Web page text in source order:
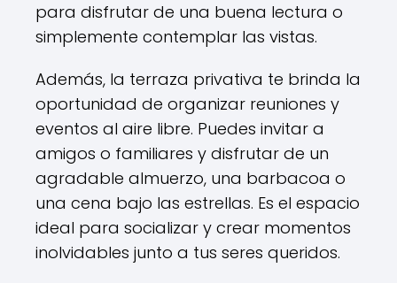
para disfrutar de una buena lectura o
simplemente contemplar las vistas.
Además, la terraza privativa te brinda la
oportunidad de organizar reuniones y
eventos al aire libre. Puedes invitar a
amigos o familiares y disfrutar de un
agradable almuerzo, una barbacoa o
una cena bajo las estrellas. Es el espacio
ideal para socializar y crear momentos
inolvidables junto a tus seres queridos.